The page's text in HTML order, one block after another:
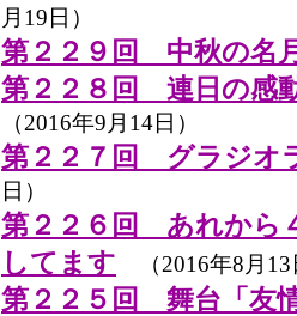
月19日）
第２２９回 中秋の名
第２２８回 連日の感
（2016年9月14日）
第２２７回 グラジオ
日）
第２２６回 あれから
してます （2016年8月13
第２２５回 舞台「友